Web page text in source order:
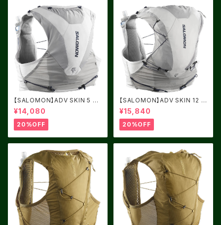
【SALOMON】ADV SKIN 5 AL
LOY / Gray Violet
¥14,080
20%OFF
【SALOMON】ADV SKIN 12 A
LLOY / Gray Violet
¥15,840
20%OFF